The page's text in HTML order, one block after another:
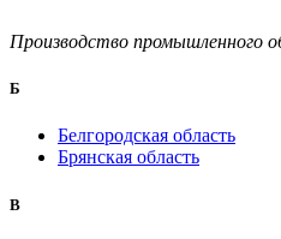
Производство промышленного
Б
Белгородская область
Брянская область
B